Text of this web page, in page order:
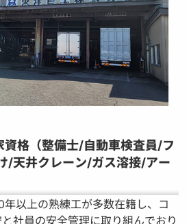
資格（整備士/自動車検査員/フ
/天井クレーン/ガス溶接/アー
以上の熟練工が多数在籍し、コ
社員の安全管理に取り組んでおり